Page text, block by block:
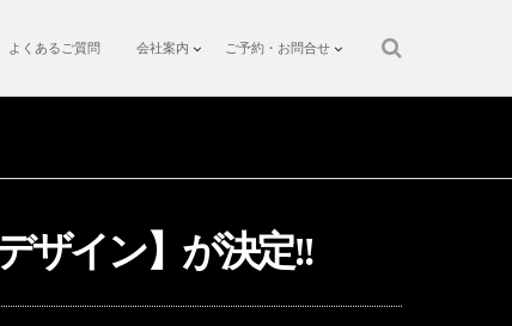
よくあるご質問 会社案内 ご予約・お問合せ
ザイン】が決定!!